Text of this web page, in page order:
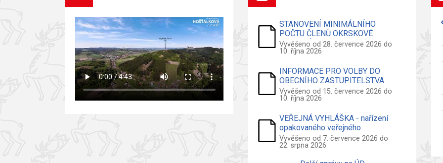
STANOVENÍ MINIMÁLNÍHO
POČTU ČLENŮ OKRSKOVÉ
VOLEBNÍ KOMISE - VOLBY DO
ZASTUPITELSTVA OBCE
Vyvěšeno od 28. července 2026 do
10. října 2026
INFORMACE PRO VOLBY DO
OBECNÍHO ZASTUPITELSTVA
2026
Vyvěšeno od 15. července 2026 do
10. října 2026
VEŘEJNÁ VYHLÁŠKA - nařízení
opakovaného veřejného
projednání návrhu územního plánu
Vyvěšeno od 7. července 2026 do
22. srpna 2026